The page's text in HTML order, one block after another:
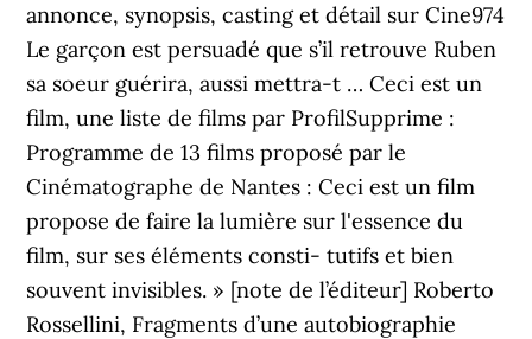
annonce, synopsis, casting et détail sur Cine974
Le garçon est persuadé que s’il retrouve Ruben
sa soeur guérira, aussi mettra-t … Ceci est un
film, une liste de films par ProfilSupprime :
Programme de 13 films proposé par le
Cinématographe de Nantes : Ceci est un film
propose de faire la lumière sur l'essence du
film, sur ses éléments consti- tutifs et bien
souvent invisibles. » [note de l’éditeur] Roberto
Rossellini, Fragments d’une autobiographie